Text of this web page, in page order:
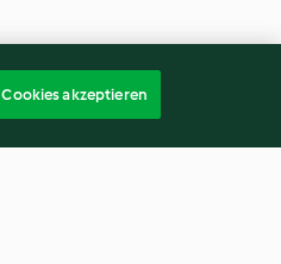
Cookies akzeptieren